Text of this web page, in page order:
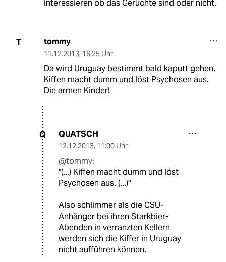
interessieren ob das Gerüchte sind oder nicht.
T tommy
11.12.2013, 16:25 Uhr
Da wird Uruguay bestimmt bald kaputt gehen.
Kiffen macht dumm und löst Psychosen aus.
Die armen Kinder!
Q QUATSCH
12.12.2013, 11:00 Uhr
@tommy:
"(...) Kiffen macht dumm und löst
Psychosen aus. (...)"
Also schlimmer als die CSU-
Anhänger bei ihren Starkbier-
Abenden in verranzten Kellern
werden sich die Kiffer in Uruguay
nicht aufführen können.